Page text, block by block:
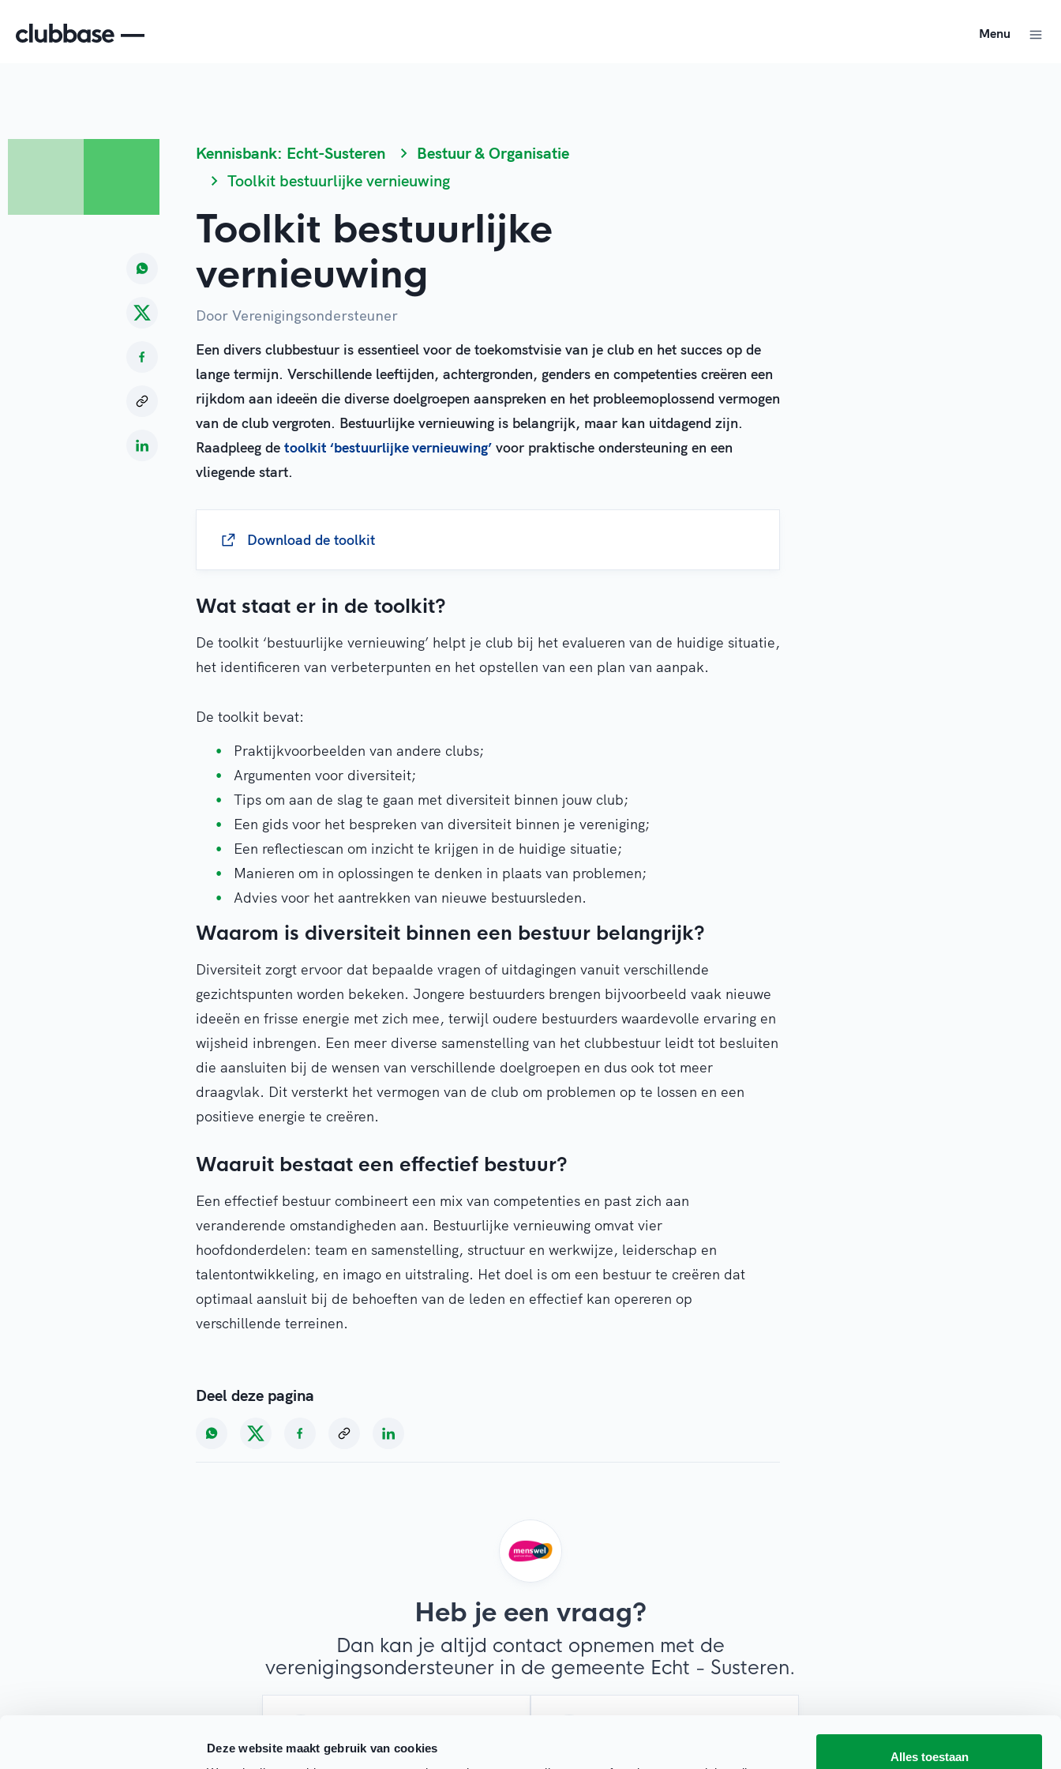
Deze website maakt gebruik van cookies
Alles toestaan
Menu
Kennisbank: Echt-Susteren
Bestuur & Organisatie
Toolkit bestuurlijke vernieuwing
Toolkit bestuurlijke
vernieuwing
Door Verenigingsondersteuner
Een divers clubbestuur is essentieel voor de toekomstvisie van je club en het succes op de
lange termijn. Verschillende leeftijden, achtergronden, genders en competenties creëren een
rijkdom aan ideeën die diverse doelgroepen aanspreken en het probleemoplossend vermogen
van de club vergroten. Bestuurlijke vernieuwing is belangrijk, maar kan uitdagend zijn.
Raadpleeg de toolkit ‘bestuurlijke vernieuwing’ voor praktische ondersteuning en een
vliegende start.
Download de toolkit
Wat staat er in de toolkit?
De toolkit ‘bestuurlijke vernieuwing’ helpt je club bij het evalueren van de huidige situatie,
het identificeren van verbeterpunten en het opstellen van een plan van aanpak.
De toolkit bevat:
Praktijkvoorbeelden van andere clubs;
Argumenten voor diversiteit;
Tips om aan de slag te gaan met diversiteit binnen jouw club;
Een gids voor het bespreken van diversiteit binnen je vereniging;
Een reflectiescan om inzicht te krijgen in de huidige situatie;
Manieren om in oplossingen te denken in plaats van problemen;
Advies voor het aantrekken van nieuwe bestuursleden.
Waarom is diversiteit binnen een bestuur belangrijk?
Diversiteit zorgt ervoor dat bepaalde vragen of uitdagingen vanuit verschillende
gezichtspunten worden bekeken. Jongere bestuurders brengen bijvoorbeeld vaak nieuwe
ideeën en frisse energie met zich mee, terwijl oudere bestuurders waardevolle ervaring en
wijsheid inbrengen. Een meer diverse samenstelling van het clubbestuur leidt tot besluiten
die aansluiten bij de wensen van verschillende doelgroepen en dus ook tot meer
draagvlak. Dit versterkt het vermogen van de club om problemen op te lossen en een
positieve energie te creëren.
Waaruit bestaat een effectief bestuur?
Een effectief bestuur combineert een mix van competenties en past zich aan
veranderende omstandigheden aan. Bestuurlijke vernieuwing omvat vier
hoofdonderdelen: team en samenstelling, structuur en werkwijze, leiderschap en
talentontwikkeling, en imago en uitstraling. Het doel is om een bestuur te creëren dat
optimaal aansluit bij de behoeften van de leden en effectief kan opereren op
verschillende terreinen.
Deel deze pagina
Heb je een vraag?
Dan kan je altijd contact opnemen met de
verenigingsondersteuner in de gemeente Echt - Susteren.